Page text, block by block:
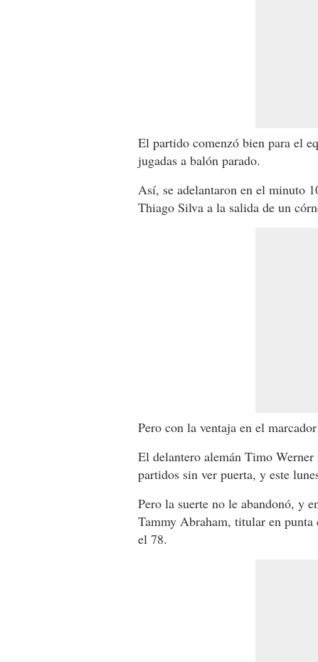
El partido comenzó bien para el
jugadas a balón parado.
Así, se adelantaron en el minuto
Thiago Silva a la salida de un
Pero con la ventaja en el
El delantero alemán Timo
partidos sin ver puerta, y este
Pero la suerte no le abandonó, y
Tammy Abraham, titular en
el 78.